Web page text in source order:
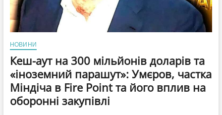
НОВИНИ
Кеш-аут на 300 мільйонів доларів та
«іноземний парашут»: Умєров, частка
Міндіча в Fire Point та його вплив на
оборонні закупівлі